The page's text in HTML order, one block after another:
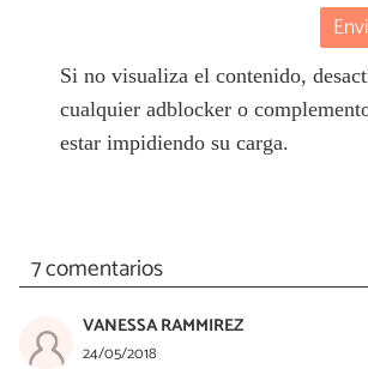
Si no visualiza el contenido,
cualquier adblocker o
estar impidiendo su carga.
7 comentarios
VANESSA RAMMIREZ
24/05/2018